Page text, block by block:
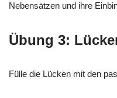
Nebensätzen und ihre
Übung 3:
Fülle die Lücken mit den